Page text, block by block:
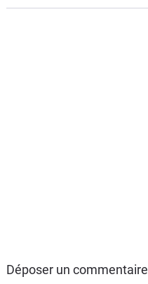
Déposer un commentaire